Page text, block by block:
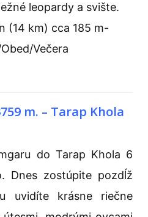
leopardy a svište.
(14 km) cca 185 m-
Večera
m. – Tarap Khola
do Tarap Khola 6
Dnes zostúpite pozdĺž
uvidíte krásne riečne